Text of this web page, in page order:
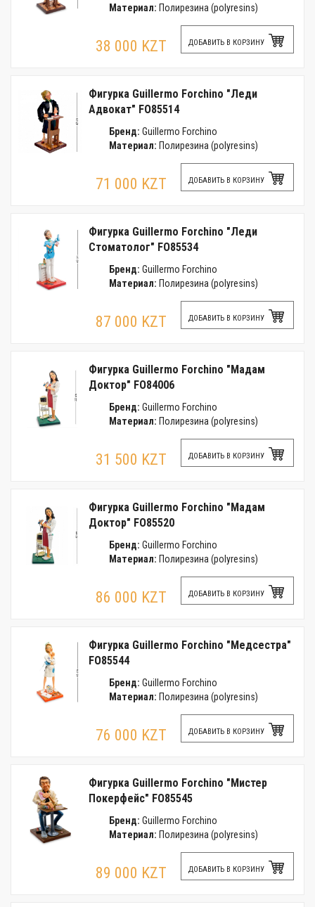
Материал: Полирезина (polyresins)
38 000 KZT ДОБАВИТЬ В КОРЗИНУ
Фигурка Guillermo Forchino "Леди
Адвокат" FO85514
Бренд: Guillermo Forchino
Материал: Полирезина (polyresins)
71 000 KZT ДОБАВИТЬ В КОРЗИНУ
Фигурка Guillermo Forchino "Леди
Стоматолог" FO85534
Бренд: Guillermo Forchino
Материал: Полирезина (polyresins)
87 000 KZT ДОБАВИТЬ В КОРЗИНУ
Фигурка Guillermo Forchino "Мадам
Доктор" FO84006
Бренд: Guillermo Forchino
Материал: Полирезина (polyresins)
31 500 KZT ДОБАВИТЬ В КОРЗИНУ
Фигурка Guillermo Forchino "Мадам
Доктор" FO85520
Бренд: Guillermo Forchino
Материал: Полирезина (polyresins)
86 000 KZT ДОБАВИТЬ В КОРЗИНУ
Фигурка Guillermo Forchino "Медсестра"
FO85544
Бренд: Guillermo Forchino
Материал: Полирезина (polyresins)
76 000 KZT ДОБАВИТЬ В КОРЗИНУ
Фигурка Guillermo Forchino "Мистер
Покерфейс" FO85545
Бренд: Guillermo Forchino
Материал: Полирезина (polyresins)
89 000 KZT ДОБАВИТЬ В КОРЗИНУ